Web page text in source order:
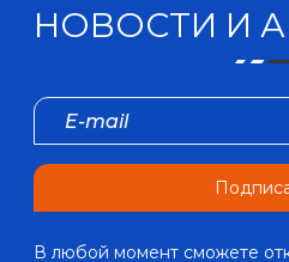
НОВОСТИ И
В любой момент сможете